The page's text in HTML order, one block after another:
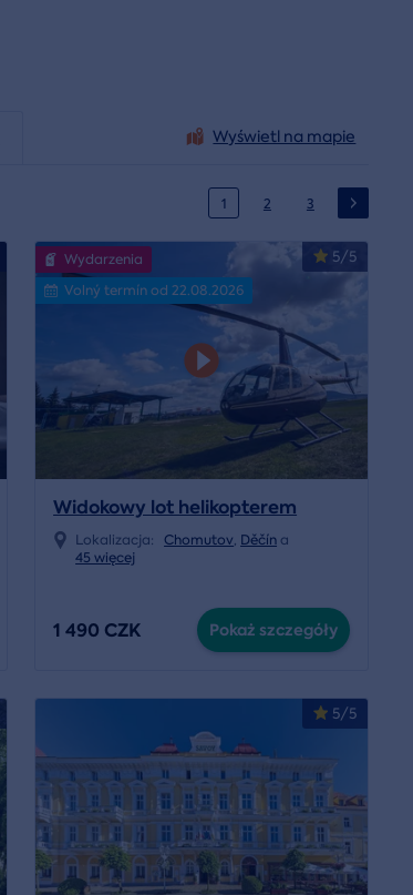
Wyświetl na mapie
1 2 3
5/5
Wydarzenia
Volný termín od 22.08.2026
Widokowy lot helikopterem
Lokalizacja: Chomutov, Děčín a
45 więcej
1 490 CZK Pokaż szczegóły
5/5